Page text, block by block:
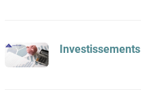
Investissements